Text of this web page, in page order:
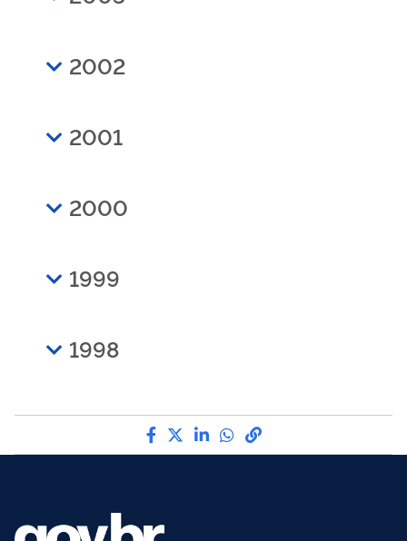
2002
2001
2000
1999
1998
Compartilhe por Facebook
Compartilhe por Twitter
Compartilhe por
Compartilhe por
link para Copiar